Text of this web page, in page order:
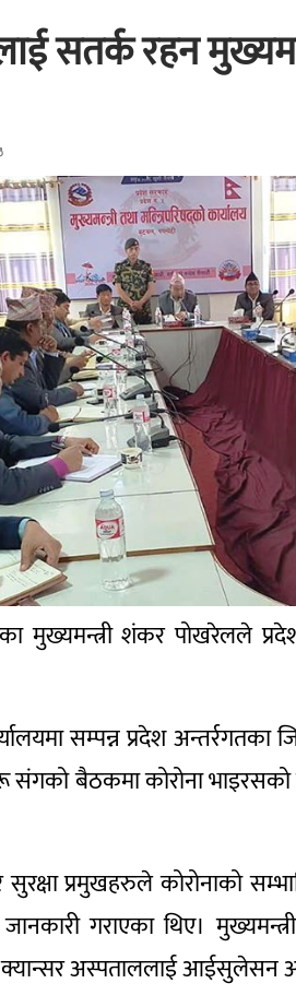
सतर्क रहन
मुख्यमन्त्री शंकर पोखरेलले
सम्पन्न प्रदेश
संगको बैठकमा कोरोना
प्रमुखहरुले कोरोनाको
गराएका थिए।
अस्पताललाई आईसुलेसन